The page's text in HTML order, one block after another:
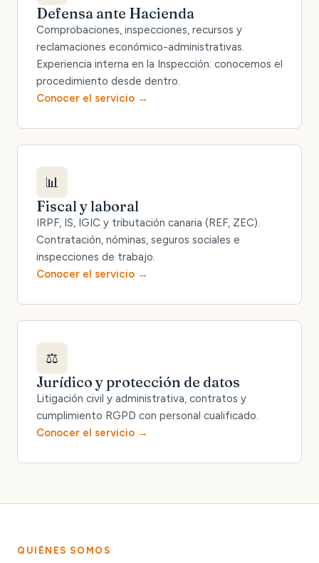
Defensa ante Hacienda
Comprobaciones, inspecciones, recursos y
reclamaciones económico-administrativas.
Experiencia interna en la Inspección: conocemos el
procedimiento desde dentro.
Conocer el servicio
📊
Fiscal y laboral
IRPF, IS, IGIC y tributación canaria (REF, ZEC).
Contratación, nóminas, seguros sociales e
inspecciones de trabajo.
Conocer el servicio
⚖️
Jurídico y protección de datos
Litigación civil y administrativa, contratos y
cumplimiento RGPD con personal cualificado.
Conocer el servicio
QUIÉNES SOMOS